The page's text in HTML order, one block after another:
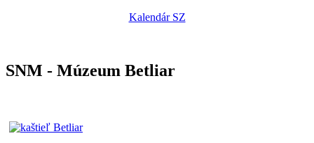
Kalendár SZ
SNM - Múzeum Betliar